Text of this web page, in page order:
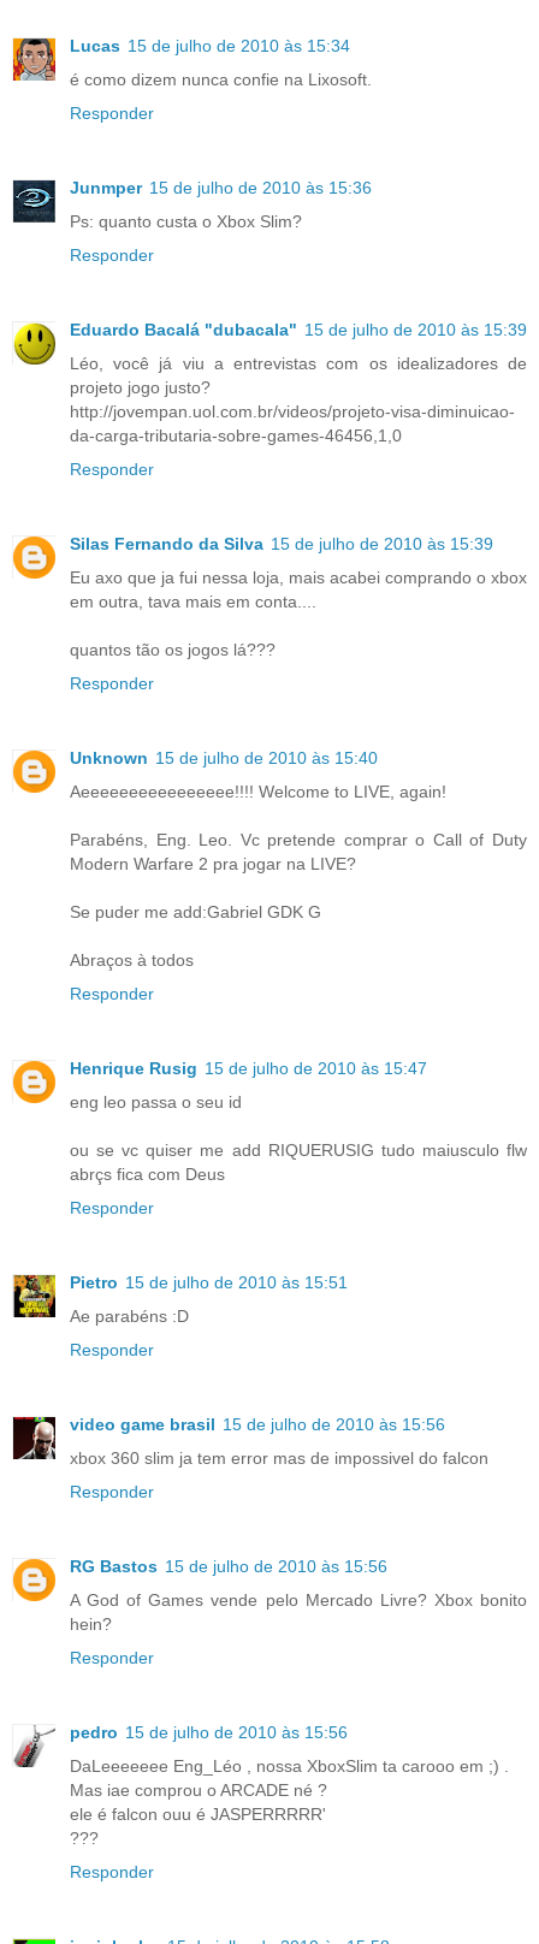
Lucas 15 de julho de 2010 às 15:34
é como dizem nunca confie na Lixosoft.
Responder
Junmper 15 de julho de 2010 às 15:36
Ps: quanto custa o Xbox Slim?
Responder
Eduardo Bacalá "dubacala" 15 de julho de 2010 às 15:39
Léo, você já viu a entrevistas com os idealizadores de
projeto jogo justo?
http://jovempan.uol.com.br/videos/projeto-visa-diminuicao-
da-carga-tributaria-sobre-games-46456,1,0
Responder
Silas Fernando da Silva 15 de julho de 2010 às 15:39
Eu axo que ja fui nessa loja, mais acabei comprando o xbox
em outra, tava mais em conta....
quantos tão os jogos lá???
Responder
Unknown 15 de julho de 2010 às 15:40
Aeeeeeeeeeeeeeeee!!!! Welcome to LIVE, again!
Parabéns, Eng. Leo. Vc pretende comprar o Call of Duty
Modern Warfare 2 pra jogar na LIVE?
Se puder me add:Gabriel GDK G
Abraços à todos
Responder
Henrique Rusig 15 de julho de 2010 às 15:47
eng leo passa o seu id
ou se vc quiser me add RIQUERUSIG tudo maiusculo flw
abrçs fica com Deus
Responder
Pietro 15 de julho de 2010 às 15:51
Ae parabéns :D
Responder
video game brasil 15 de julho de 2010 às 15:56
xbox 360 slim ja tem error mas de impossivel do falcon
Responder
RG Bastos 15 de julho de 2010 às 15:56
A God of Games vende pelo Mercado Livre? Xbox bonito
hein?
Responder
pedro 15 de julho de 2010 às 15:56
DaLeeeeeee Eng_Léo , nossa XboxSlim ta carooo em ;) .
Mas iae comprou o ARCADE né ?
ele é falcon ouu é JASPERRRRR'
???
Responder